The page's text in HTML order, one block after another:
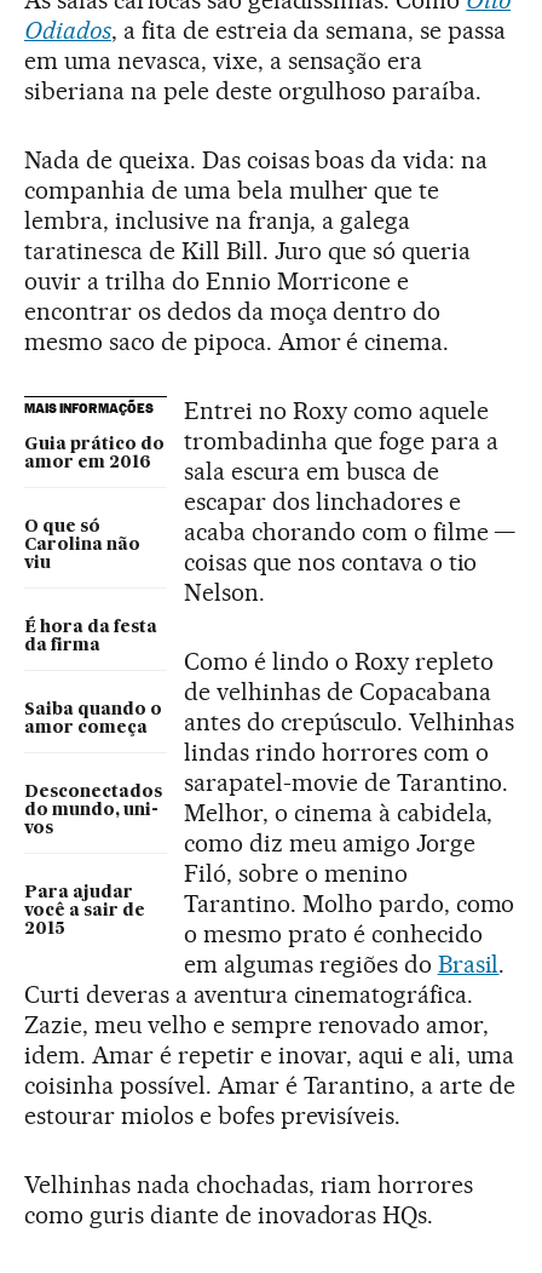
Odiados, a fita de estreia da semana, se passa
em uma nevasca, vixe, a sensação era
siberiana na pele deste orgulhoso paraíba.
Nada de queixa. Das coisas boas da vida: na
companhia de uma bela mulher que te
lembra, inclusive na franja, a galega
taratinesca de Kill Bill. Juro que só queria
ouvir a trilha do Ennio Morricone e
encontrar os dedos da moça dentro do
mesmo saco de pipoca. Amor é cinema.
MAIS INFORMAÇÕES
Guia prático do
amor em 2016
O que só
Carolina não
viu
É hora da festa
da firma
Saiba quando o
amor começa
Desconectados
do mundo, uni-
vos
Para ajudar
você a sair de
2015
Entrei no Roxy como aquele
trombadinha que foge para a
sala escura em busca de
escapar dos linchadores e
acaba chorando com o filme —
coisas que nos contava o tio
Nelson.
Como é lindo o Roxy repleto
de velhinhas de Copacabana
antes do crepúsculo. Velhinhas
lindas rindo horrores com o
sarapatel-movie de Tarantino.
Melhor, o cinema à cabidela,
como diz meu amigo Jorge
Filó, sobre o menino
Tarantino. Molho pardo, como
o mesmo prato é conhecido
em algumas regiões do Brasil.
Curti deveras a aventura cinematográfica.
Zazie, meu velho e sempre renovado amor,
idem. Amar é repetir e inovar, aqui e ali, uma
coisinha possível. Amar é Tarantino, a arte de
estourar miolos e bofes previsíveis.
Velhinhas nada chochadas, riam horrores
como guris diante de inovadoras HQs.